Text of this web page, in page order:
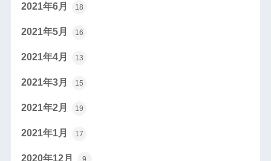
2021年6月 18
2021年5月 16
2021年4月 13
2021年3月 15
2021年2月 19
2021年1月 17
2020年12月 9